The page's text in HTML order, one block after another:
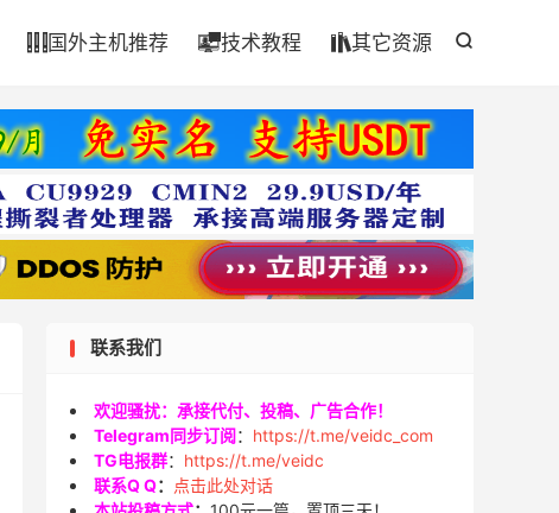

 国外主机推荐 技术教程 其它资源
联系我们
欢迎骚扰：承接代付、投稿、广告合作！
Telegram同步订阅： https://t.me/veidc_com
TG电报群： https://t.me/veidc
联系Q Q：
点击此处对话